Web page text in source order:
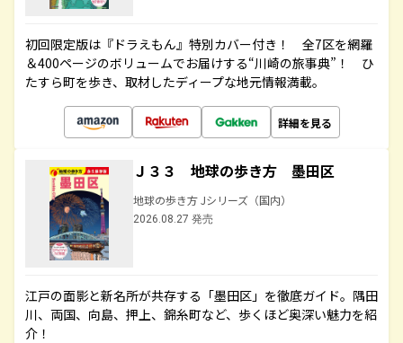
初回限定版は『ドラえもん』特別カバー付き！ 全7区を網羅
＆400ページのボリュームでお届けする“川崎の旅事典”！ ひ
たすら町を歩き、取材したディープな地元情報満載。
詳細を見る
Ｊ３３ 地球の歩き方 墨田区
地球の歩き方 Jシリーズ（国内）
2026.08.27 発売
江戸の面影と新名所が共存する「墨田区」を徹底ガイド。隅田
川、両国、向島、押上、錦糸町など、歩くほど奥深い魅力を紹
介！